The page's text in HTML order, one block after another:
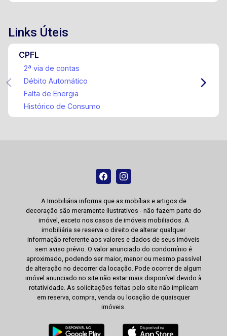
Links Úteis
CPFL
2ª via de contas
Débito Automático
Falta de Energia
Histórico de Consumo
A Imobiliária informa que as mobílias e artigos de
decoração são meramente ilustrativos - não fazem parte do
imóvel, exceto nos casos de imóveis mobiliados. A
imobiliária se reserva o direito de alterar qualquer
informação referente aos valores e dados de seus imóveis
sem aviso prévio. O valor anunciado do condomínio é
aproximado, podendo ser maior, menor ou mesmo passível
de alteração no decorrer da locação. Pode ocorrer de algum
imóvel anunciado no site não estar mais disponível devido à
rotatividade. As solicitações feitas pelo site não implicam
em reserva, compra, venda ou locação de quaisquer
imóveis.